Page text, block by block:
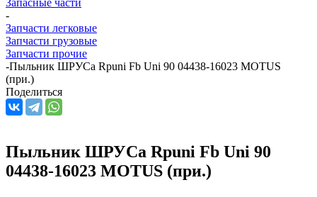
-
Запчасти легковые
Запчасти грузовые
Запчасти прочие
-Пыльник ШРУСа Rpuni Fb Uni 90 04438-16023 MOTUS
(при.)
Поделиться
Пыльник ШРУСа Rpuni Fb Uni 90
04438-16023 MOTUS (при.)